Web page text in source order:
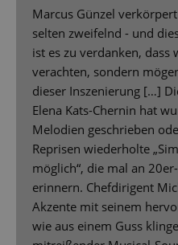
Marcus Günzel
selten zweifelnd - und
ist es zu verdanken, dass
verachten, sondern
dieser Inszenierung […]
Elena Kats-Chernin hat
Melodien geschrieben
Reprisen wiederholte
möglich“, die mal an
erinnern. Chefdirigent
Akzente mit seinem
wie aus einem Guss